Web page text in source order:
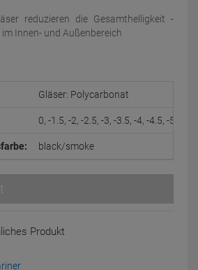
reduzieren die Gesamthelligkeit -
Innen- und Außenbereich
Gläser: Polycarbonat
0, -1.5, -2, -2.5, -3, -3.5, -4, -4.5, -5, -
black/smoke
Produkt